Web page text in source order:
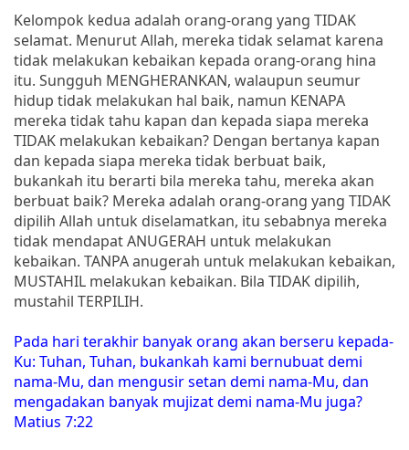
Kelompok kedua adalah orang-orang yang TIDAK
selamat. Menurut Allah, mereka tidak selamat karena
tidak melakukan kebaikan kepada orang-orang hina
itu. Sungguh MENGHERANKAN, walaupun seumur
hidup tidak melakukan hal baik, namun KENAPA
mereka tidak tahu kapan dan kepada siapa mereka
TIDAK melakukan kebaikan? Dengan bertanya kapan
dan kepada siapa mereka tidak berbuat baik,
bukankah itu berarti bila mereka tahu, mereka akan
berbuat baik? Mereka adalah orang-orang yang TIDAK
dipilih Allah untuk diselamatkan, itu sebabnya mereka
tidak mendapat ANUGERAH untuk melakukan
kebaikan. TANPA anugerah untuk melakukan kebaikan,
MUSTAHIL melakukan kebaikan. Bila TIDAK dipilih,
mustahil TERPILIH.
Pada hari terakhir banyak orang akan berseru kepada-
Ku: Tuhan, Tuhan, bukankah kami bernubuat demi
nama-Mu, dan mengusir setan demi nama-Mu, dan
mengadakan banyak mujizat demi nama-Mu juga?
Matius 7:22